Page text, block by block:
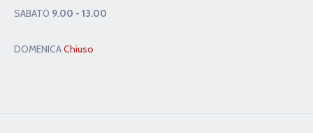
SABAT0 9.00 - 13.00
DOMENICAChiuso